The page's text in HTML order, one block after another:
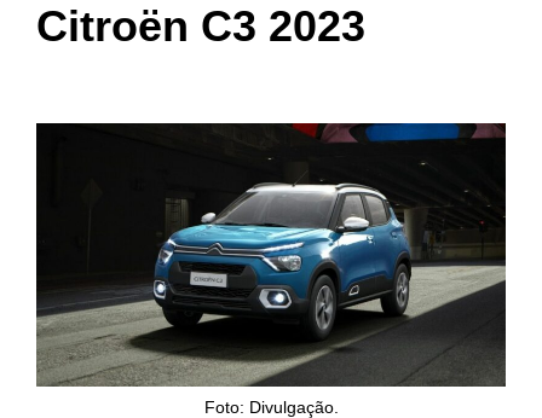
Citroën C3 2023
Foto: Divulgação.